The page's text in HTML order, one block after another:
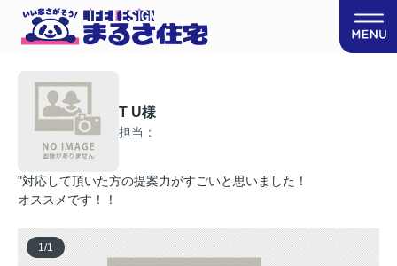
T U様
担当：
"対応して頂いた方の提案力がすごいと思いました！
オススメです！！
1/1